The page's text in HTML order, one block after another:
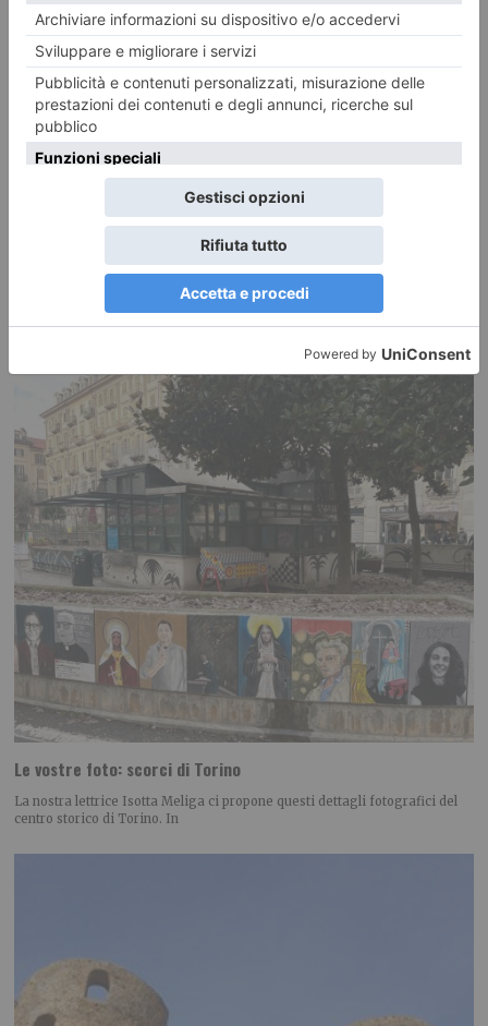
Foto dei lettori: Vedute del/dal Rocciamelone
Ecco le foto di un ciclo di Dipinti Murali realizzati da Silvia Marchionne e
Le vostre foto: scorci di Torino
La nostra lettrice Isotta Meliga ci propone questi dettagli fotografici del
centro storico di Torino. In